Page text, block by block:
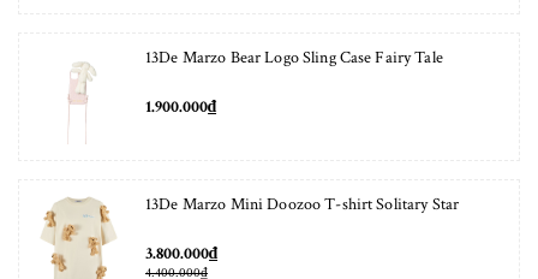
13De Marzo Bear Logo Sling Case Fairy Tale
1.900.000₫
13De Marzo Mini Doozoo T-shirt Solitary Star
3.800.000₫
4.400.000₫